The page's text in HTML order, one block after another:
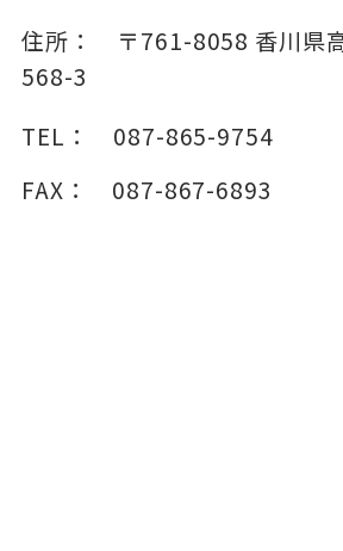
住所： 〒761-8058 香川県
568-3
TEL：
087-865-9754
FAX：
087-867-6893